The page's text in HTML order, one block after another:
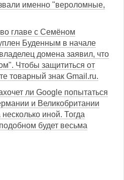
именно "вероломные,
главе с Семёном
Буденным в начале
домена заявил, что
Чтобы защититься от
товарный знак Gmail.ru.
ли Google попытаться
и Великобритании
иной. Тогда
будет весьма